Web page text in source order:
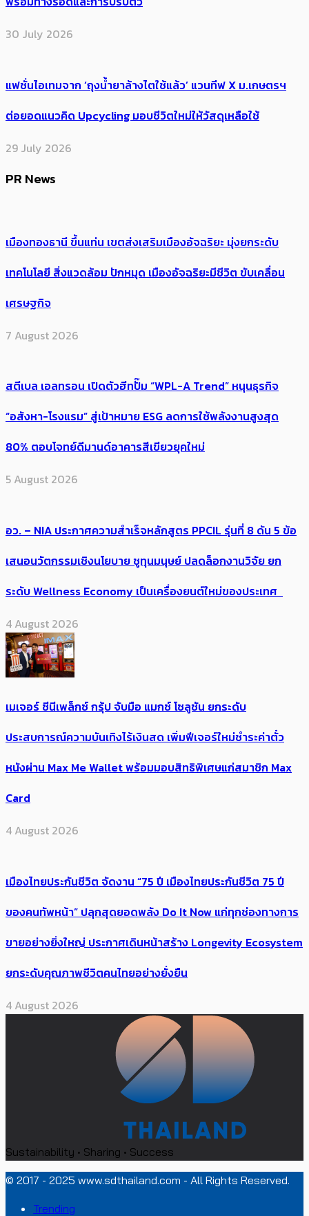
30 July 2026
แฟชั่นไอเทมจาก ‘ถุงน้ำยาล้างไตใช้แล้ว’ แวนทีฟ X ม.เกษตรฯ
ต่อยอดแนวคิด Upcycling มอบชีวิตใหม่ให้วัสดุเหลือใช้
29 July 2026
PR News
เมืองทองธานี ขึ้นแท่น เขตส่งเสริมเมืองอัจฉริยะ มุ่งยกระดับ
เทคโนโลยี สิ่งแวดล้อม ปักหมุด เมืองอัจฉริยะมีชีวิต ขับเคลื่อน
เศรษฐกิจ
7 August 2026
สตีเบล เอลทรอน เปิดตัวฮีทปั๊ม “WPL-A Trend” หนุนธุรกิจ
“อสังหา-โรงแรม” สู่เป้าหมาย ESG ลดการใช้พลังงานสูงสุด
80% ตอบโจทย์ดีมานด์อาคารสีเขียวยุคใหม่
5 August 2026
อว. – NIA ประกาศความสำเร็จหลักสูตร PPCIL รุ่นที่ 8 ดัน 5 ข้อ
เสนอนวัตกรรมเชิงนโยบาย ชูทุนมนุษย์ ปลดล็อกงานวิจัย ยก
ระดับ Wellness Economy เป็นเครื่องยนต์ใหม่ของประเทศ
4 August 2026
เมเจอร์ ซีนีเพล็กซ์ กรุ้ป จับมือ แมกซ์ โซลูชัน ยกระดับ
ประสบการณ์ความบันเทิงไร้เงินสด เพิ่มฟีเจอร์ใหม่ชำระค่าตั๋ว
หนังผ่าน Max Me Wallet พร้อมมอบสิทธิพิเศษแก่สมาชิก Max
Card
4 August 2026
เมืองไทยประกันชีวิต จัดงาน “75 ปี เมืองไทยประกันชีวิต 75 ปี
ของคนทัพหน้า” ปลุกสุดยอดพลัง Do It Now แก่ทุกช่องทางการ
ขายอย่างยิ่งใหญ่ ประกาศเดินหน้าสร้าง Longevity Ecosystem
ยกระดับคุณภาพชีวิตคนไทยอย่างยั่งยืน
4 August 2026
Sustainability • Sharing • Success
© 2017 - 2025 www.sdthailand.com - All Rights Reserved.
Trending